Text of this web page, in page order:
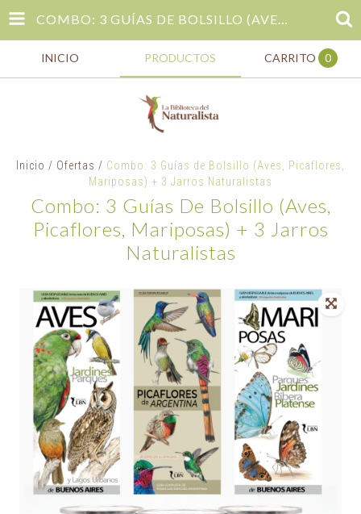
COMBO: 3 GUÍAS DE BOLSILLO (AVES, PICAFLORES, MARIPOSAS) + 3 JARROS NATURALISTAS
INICIO PRODUCTOS CARRITO 0
Inicio / Ofertas / Combo: 3 Guías de Bolsillo (Aves, Picaflores,
Mariposas) + 3 Jarros Naturalistas
Combo: 3 Guías De Bolsillo (Aves,
Picaflores, Mariposas) + 3 Jarros
Naturalistas